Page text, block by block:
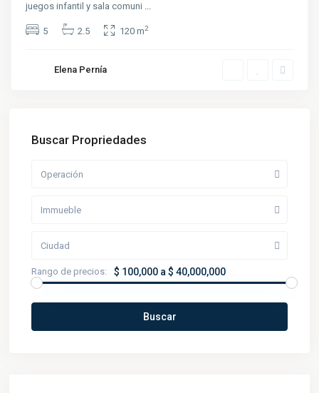
juegos infantil y sala comuni ...
5 2.5 120 m2
Elena Pernía
Buscar Propriedades
Operación
Immueble
Ciudad
Rango de precios: $ 100,000 a $ 40,000,000
Buscar